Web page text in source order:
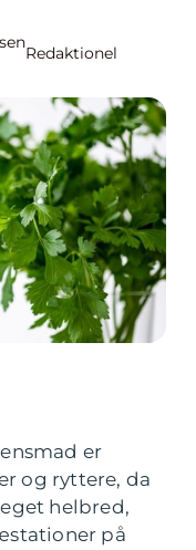
Redaktionel
er
og ryttere, da
helbred,
på